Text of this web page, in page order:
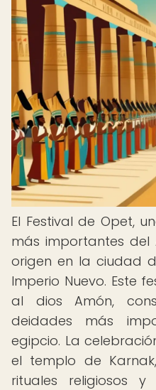
El Festival de Opet,
más importantes del
origen en la ciudad
Imperio Nuevo. Este
al dios Amón,
deidades más
egipcio. La
el templo de
rituales religiosos